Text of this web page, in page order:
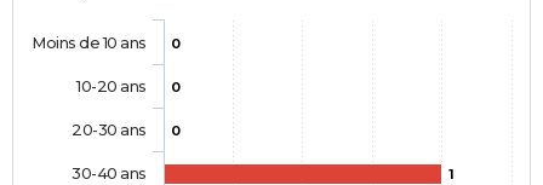
0
0
0
1
Moins de 10 ans
10-20 ans
20-30 ans
30-40 ans